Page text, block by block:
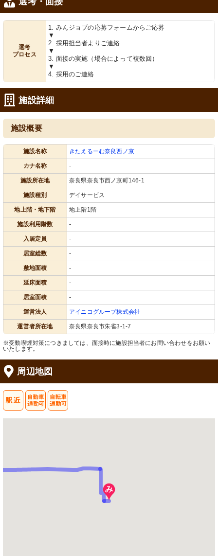
選考
プロセス
1. みんジョブの応募フォームからご応募
▼
2. 採用担当者よりご連絡
▼
3. 面接の実施（場合によって複数回）
▼
4. 採用のご連絡
施設詳細
施設概要
施設名称 きたえるーむ奈良西ノ京
カナ名称 -
施設所在地 奈良県奈良市西ノ京町146-1
施設種別 デイサービス
地上階・地下階 地上階1階
施設利用階数 -
入居定員 -
居室総数 -
敷地面積 -
延床面積 -
居室面積 -
運営法人 アイニコグループ株式会社
運営者所在地 奈良県奈良市朱雀3-1-7
※受動喫煙対策につきましては、面接時に施設担当者にお問い合わせをお願い
いたします。
周辺地図